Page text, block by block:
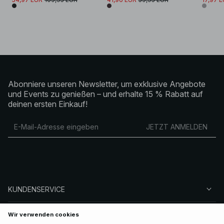
Abonniere unseren Newsletter, um exklusive Angebote
und Events zu genießen – und erhalte 15 % Rabatt auf
deinen ersten Einkauf!
JETZT ANMELDEN
KUNDENSERVICE
ÜBER NA-KD